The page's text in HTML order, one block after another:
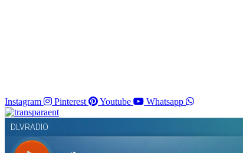
Instagram
Pinterest Youtube Whatsapp